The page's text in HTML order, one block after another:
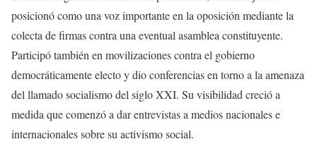
posicionó como una voz importante en la oposición mediante la
colecta de firmas contra una eventual asamblea constituyente.
Participó también en movilizaciones contra el gobierno
democráticamente electo y dio conferencias en torno a la amenaza
del llamado socialismo del siglo XXI. Su visibilidad creció a
medida que comenzó a dar entrevistas a medios nacionales e
internacionales sobre su activismo social.